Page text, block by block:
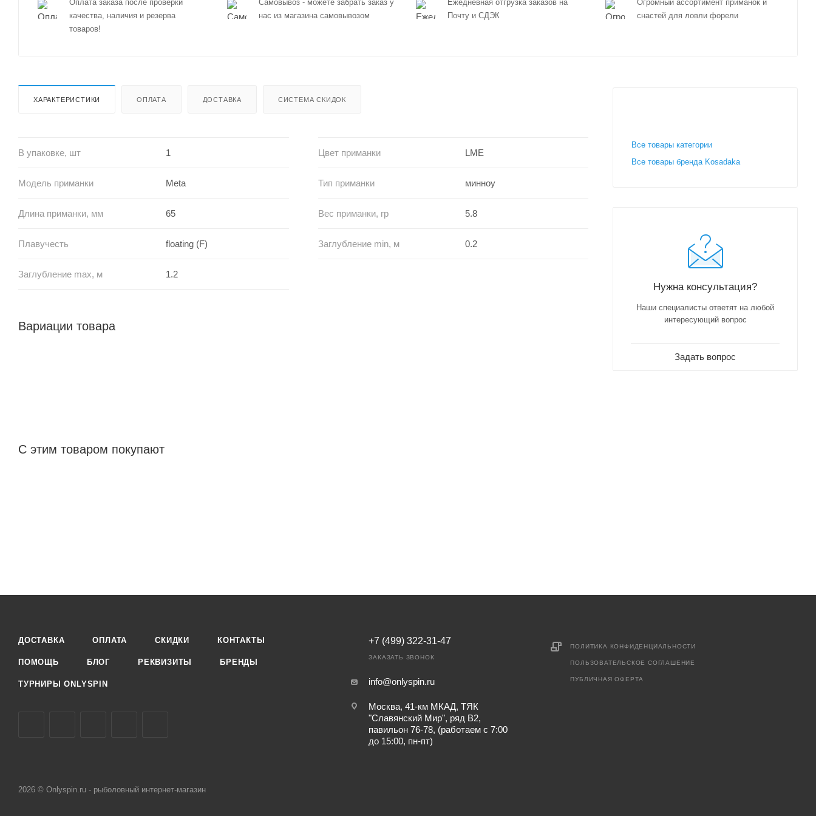
Оплата заказа после проверки
качества, наличия и резерва
товаров!
Самовывоз - можете забрать заказ у
нас из магазина самовывозом
Ежедневная отгрузка заказов на
Почту и СДЭК
Огромный ассортимент приманок и
снастей для ловли форели
ХАРАКТЕРИСТИКИ ОПЛАТА ДОСТАВКА СИСТЕМА СКИДОК
В упаковке, шт 1 Цвет приманки LME
Модель приманки Meta Тип приманки минноу
Длина приманки, мм 65 Вес приманки, гр 5.8
Плавучесть floating (F) Заглубление min, м 0.2
Заглубление max, м 1.2
Вариации товара
С этим товаром покупают
Все товары категории
Все товары бренда Kosadaka
Нужна консультация?
Наши специалисты ответят на любой
интересующий вопрос
Задать вопрос
ДОСТАВКА ОПЛАТА СКИДКИ КОНТАКТЫ
ПОМОЩЬ БЛОГ РЕКВИЗИТЫ БРЕНДЫ
ТУРНИРЫ ONLYSPIN
+7 (499) 322-31-47
ЗАКАЗАТЬ ЗВОНОК
info@onlyspin.ru
Москва, 41-км МКАД, ТЯК
"Славянский Мир", ряд В2,
павильон 76-78, (работаем с 7:00
до 15:00, пн-пт)
ПОЛИТИКА КОНФИДЕНЦИАЛЬНОСТИ
ПОЛЬЗОВАТЕЛЬСКОЕ СОГЛАШЕНИЕ
ПУБЛИЧНАЯ ОФЕРТА
2026 © Onlyspin.ru - рыболовный интернет-магазин